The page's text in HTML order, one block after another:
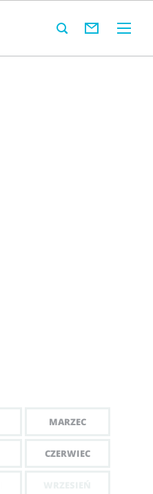
MARZEC
CZERWIEC